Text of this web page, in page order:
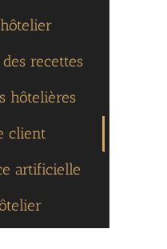
recettes
hôtelières
client
artificielle